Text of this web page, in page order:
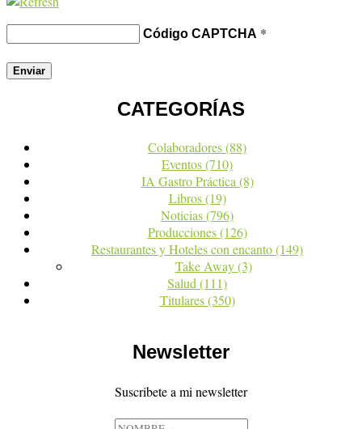
Código CAPTCHA *
CATEGORÍAS
Colaboradores(88)
Eventos(710)
IA Gastro Práctica (8)
Libros(19)
Noticias(796)
Producciones(126)
Restaurantes y Hoteles con encanto(149)
Take Away(3)
Salud (111)
Titulares(350)
Newsletter
Suscribete a mi newsletter